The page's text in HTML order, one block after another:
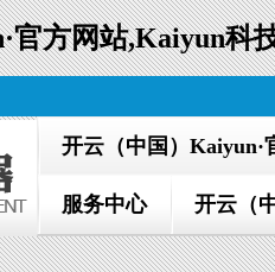
官方网站,Kaiyun科
开云（中国）
服务中心 开云（